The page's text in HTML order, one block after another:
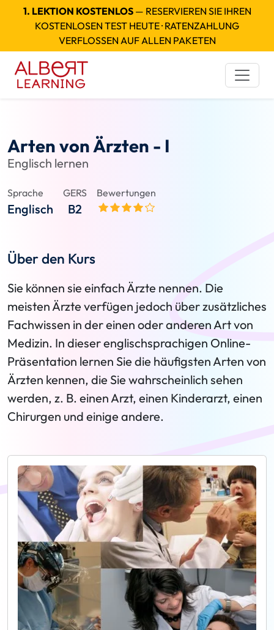
1. LEKTION KOSTENLOS— RESERVIEREN SIE IHREN
KOSTENLOSEN TEST HEUTE · RATENZAHLUNG
VERFLOSSEN AUF ALLEN PAKETEN
Arten von Ärzten - I
Englisch lernen
Sprache
Englisch
GERS
B2
Bewertungen
Über den Kurs
Sie können sie einfach Ärzte nennen. Die
meisten Ärzte verfügen jedoch über zusätzliches
Fachwissen in der einen oder anderen Art von
Medizin. In dieser englischsprachigen Online-
Präsentation lernen Sie die häufigsten Arten von
Ärzten kennen, die Sie wahrscheinlich sehen
werden, z. B. einen Arzt, einen Kinderarzt, einen
Chirurgen und einige andere.